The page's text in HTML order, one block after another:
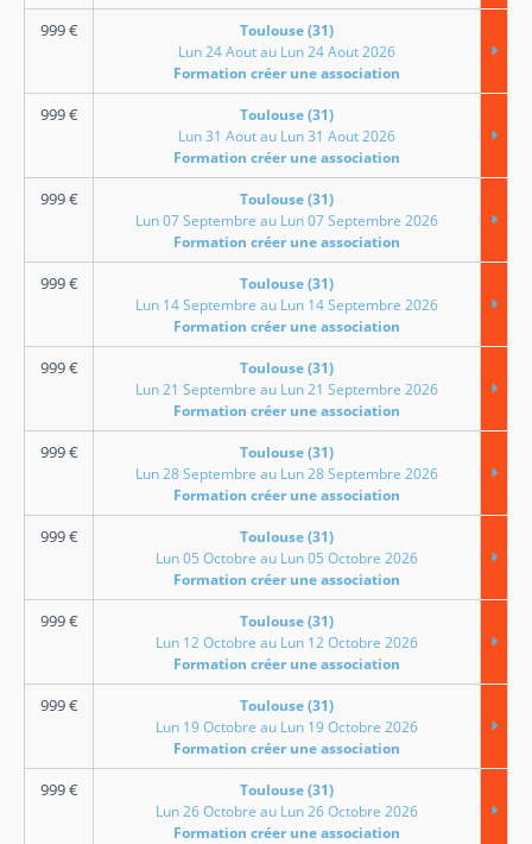
999€
Toulouse (31)
Lun 24 Aout au Lun 24 Aout 2026
Formation créer une association
999€
Toulouse (31)
Lun 31 Aout au Lun 31 Aout 2026
Formation créer une association
999€
Toulouse (31)
Lun 07 Septembre au Lun 07 Septembre 2026
Formation créer une association
999€
Toulouse (31)
Lun 14 Septembre au Lun 14 Septembre 2026
Formation créer une association
999€
Toulouse (31)
Lun 21 Septembre au Lun 21 Septembre 2026
Formation créer une association
999€
Toulouse (31)
Lun 28 Septembre au Lun 28 Septembre 2026
Formation créer une association
999€
Toulouse (31)
Lun 05 Octobre au Lun 05 Octobre 2026
Formation créer une association
999€
Toulouse (31)
Lun 12 Octobre au Lun 12 Octobre 2026
Formation créer une association
999€
Toulouse (31)
Lun 19 Octobre au Lun 19 Octobre 2026
Formation créer une association
999€
Toulouse (31)
Lun 26 Octobre au Lun 26 Octobre 2026
Formation créer une association